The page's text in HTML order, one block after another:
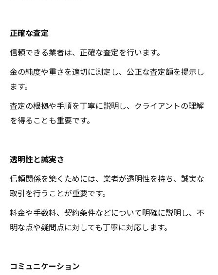
正確な査定
信頼できる業者は、正確な査定を行います。
金の純度や重さを適切に測定し、公正な査定額を提示し
ます。
査定の根拠や手順を丁寧に説明し、クライアントの理解
を得ることも重要です。
透明性と誠実さ
信頼関係を築くためには、業者が透明性を持ち、誠実な
取引を行うことが重要です。
料金や手数料、契約条件などについて明確に説明し、不
明な点や疑問点に対しても丁寧に対応します。
コミュニケーション